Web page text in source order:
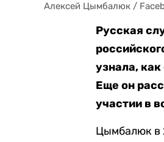
Алексей Цымбалюк /
Русская
узнала,
Еще он
участии в
Цымбалюк в